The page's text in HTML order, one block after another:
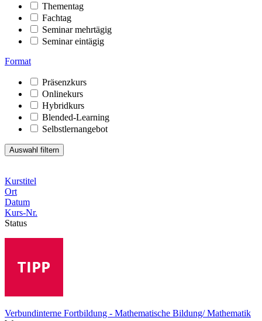
Thementag
Fachtag
Seminar mehrtägig
Seminar eintägig
Format
Präsenzkurs
Onlinekurs
Hybridkurs
Blended-Learning
Selbstlernangebot
Kurstitel
Ort
Datum
Kurs-Nr.
Status
Verbundinterne Fortbildung - Mathematische Bildung/ Mathematik